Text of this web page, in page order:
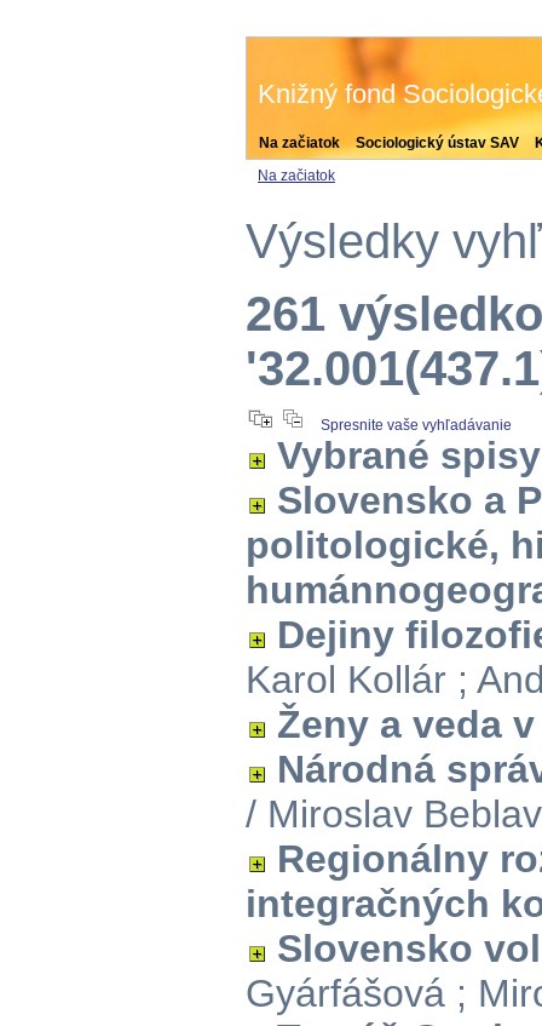
Na začiatok Sociologický ústav SAV
Knižný fond
Na začiatok
Výsledky
261
Spresnite vaše vyhľadávanie
Vybrané spisy
Slovensko a
politologické,
Dejiny
Karol Kollár ;
Ženy a veda v
Národná
/ Miroslav
Regionálny
integračných
Slovensko
Gyárfášová ;